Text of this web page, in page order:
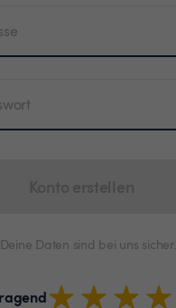
Deine Daten sind bei uns sicher.